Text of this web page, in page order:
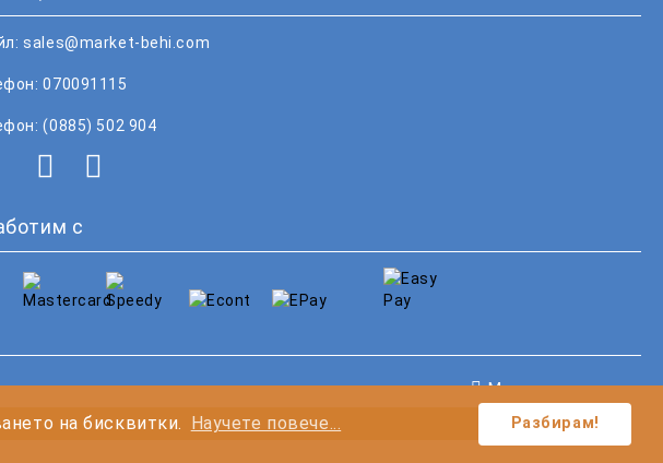
на бисквитки. Научете повече... Разбирам!
sales@market-behi.com
070091115
(0885) 502 904
с
Моите лични данни